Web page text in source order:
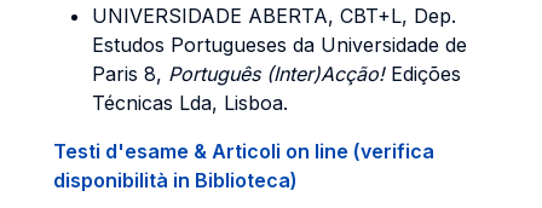
UNIVERSIDADE ABERTA, CBT+L, Dep.
Estudos Portugueses da Universidade de
Paris 8, Português (Inter)Acção!Edições
Técnicas Lda, Lisboa.
Testi d'esame & Articoli on line (verifica
disponibilità in Biblioteca)